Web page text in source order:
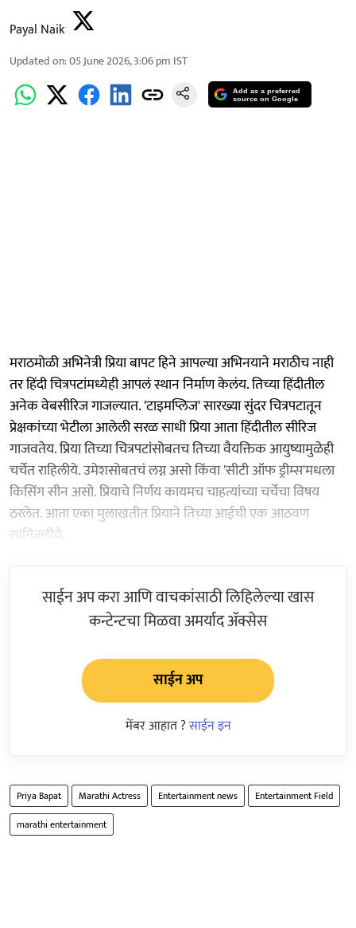
Payal Naik
Updated on:05 June 2026, 3:06 pm IST
Add as a preferred
source on Google
मराठमोळी अभिनेत्री प्रिया बापट हिने आपल्या अभिनयाने मराठीच नाही
तर हिंदी चित्रपटांमध्येही आपलं स्थान निर्माण केलंय. तिच्या हिंदीतील
अनेक वेबसीरिज गाजल्यात. 'टाइमप्लिज' सारख्या सुंदर चित्रपटातून
प्रेक्षकांच्या भेटीला आलेली सरळ साधी प्रिया आता हिंदीतील सीरिज
गाजवतेय. प्रिया तिच्या चित्रपटांसोबतच तिच्या वैयक्तिक आयुष्यामुळेही
चर्चेत राहिलीये. उमेशसोबतचं लग्न असो किंवा 'सीटी ऑफ ड्रीम्स'मधला
किसिंग सीन असो. प्रियाचे निर्णय कायमच चाहत्यांच्या चर्चेचा विषय
ठरलेत. आता एका मुलाखतीत प्रियाने तिच्या आईची एक आठवण
सांगितलीये.
साईन अप करा आणि वाचकांसाठी लिहिलेल्या खास
कन्टेन्टचा मिळवा अमर्याद ॲक्सेस
साईन अप
मेंबर आहात ?साईन इन
Priya Bapat Marathi Actress Entertainment news
Entertainment Field
marathi entertainment